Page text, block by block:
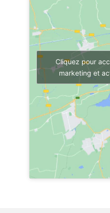
Cliquez pour
marketing et